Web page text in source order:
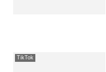
TikTok